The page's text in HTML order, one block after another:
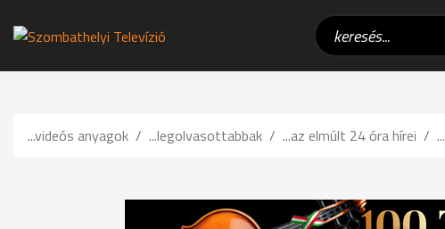
...videós anyagok ...legolvasottabbak ...az elmúlt 24 óra hírei